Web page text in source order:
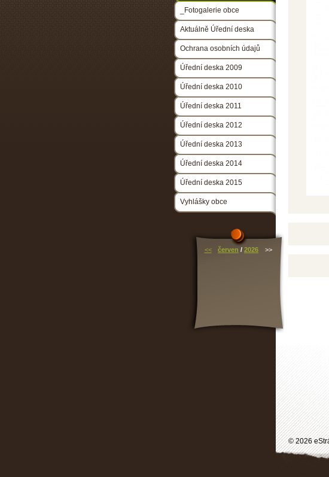
_Fotogalerie obce
Aktuálně Úřední deska
Ochrana osobních údajů
Úřední deska 2009
Úřední deska 2010
Úřední deska 2011
Úřední deska 2012
Úřední deska 2013
Úřední deska 2014
Úřední deska 2015
Vyhlášky obce
<< červen / 2026 >>
© 2026